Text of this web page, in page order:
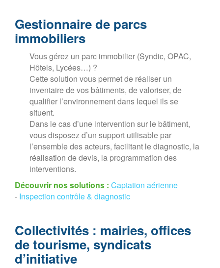
Gestionnaire de parcs
immobiliers
Vous gérez un parc immobilier (Syndic, OPAC,
Hôtels, Lycées…) ?
Cette solution vous permet de réaliser un
inventaire de vos bâtiments, de valoriser, de
qualifier l’environnement dans lequel ils se
situent.
Dans le cas d’une intervention sur le bâtiment,
vous disposez d’un support utilisable par
l’ensemble des acteurs, facilitant le diagnostic, la
réalisation de devis, la programmation des
interventions.
Découvrir nos solutions : Captation aérienne
- Inspection contrôle & diagnostic
Collectivités : mairies, offices
de tourisme, syndicats
d’initiative